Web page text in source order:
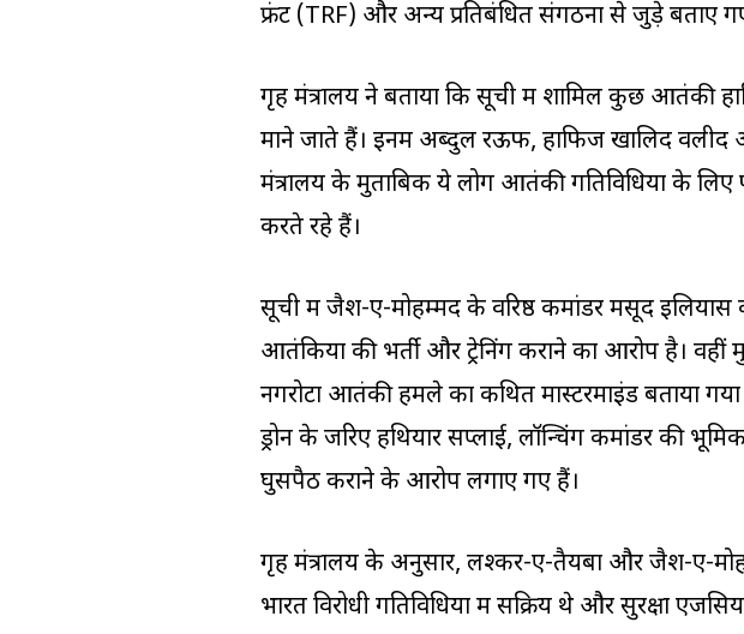
फ्रंट (TRF) और अन्य प्रतिबंधित संगठनों से जुड़े बताए
गृह मंत्रालय ने बताया कि सूची में शामिल कुछ आतंकी
माने जाते हैं। इनमें अब्दुल रऊफ, हाफिज खालिद वलीद
मंत्रालय के मुताबिक ये लोग आतंकी गतिविधियों के
करते रहे हैं।
सूची में जैश-ए-मोहम्मद के वरिष्ठ कमांडर मसूद इलियास
आतंकियों की भर्ती और ट्रेनिंग कराने का आरोप है।
नगरोटा आतंकी हमले का कथित मास्टरमाइंड बताया
ड्रोन के जरिए हथियार सप्लाई, लॉन्चिंग कमांडर की
घुसपैठ कराने के आरोप लगाए गए हैं।
गृह मंत्रालय के अनुसार, लश्कर-ए-तैयबा और जैश-ए-
भारत विरोधी गतिविधियों में सक्रिय थे और सुरक्षा